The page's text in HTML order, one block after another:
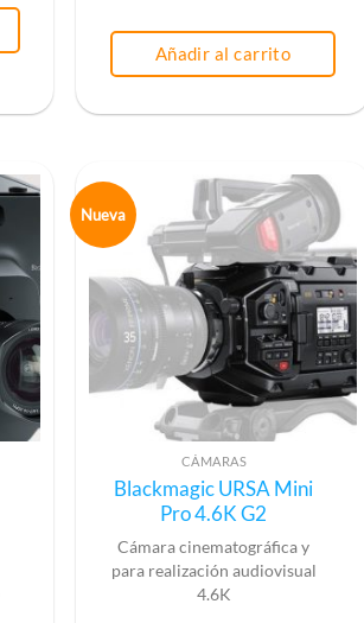
Añadir al carrito
Nueva
CÁMARAS
Blackmagic URSA Mini
Pro 4.6K G2
Cámara cinematográfica y
para realización audiovisual
4.6K